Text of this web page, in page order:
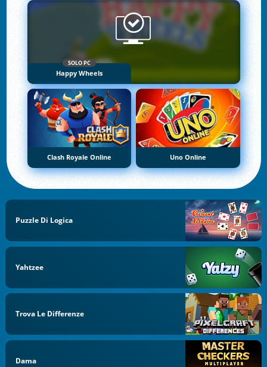
SOLO PC
Happy Wheels
Clash Royale Online Uno Online
Puzzle Di Logica
Yahtzee
Trova Le Differenze
Dama